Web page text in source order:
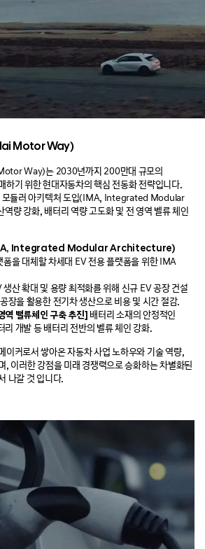
Motor Way)
Way)는 2030년까지 200만대 규모의
하기 위한 현대자동차의 핵심 전동화 전략입니다.
모듈러 아키텍처 도입(IMA, Integrated Modular
량 강화, 배터리 역량 고도화 및 전 영역 벨류 체인
Integrated Modular Architecture)
을 대체할 차세대 EV 전용 플랫폼을 위한 IMA
생산 확대 및 용량 최적화를 위해 신규 EV 공장 건설
장을 활용한 전기차 생산으로 비용 및 시간 절감.
역 밸류체인 구축 추진] 배터리 소재의 안정적인
리 개발 등 배터리 전반의 벨류 체인 강화.
이커로서 쌓아온 자동차 사업 노하우와 기술 역량,
, 이러한 강점을 미래 경쟁력으로 승화하는 차별화된
나갈 것 입니다.